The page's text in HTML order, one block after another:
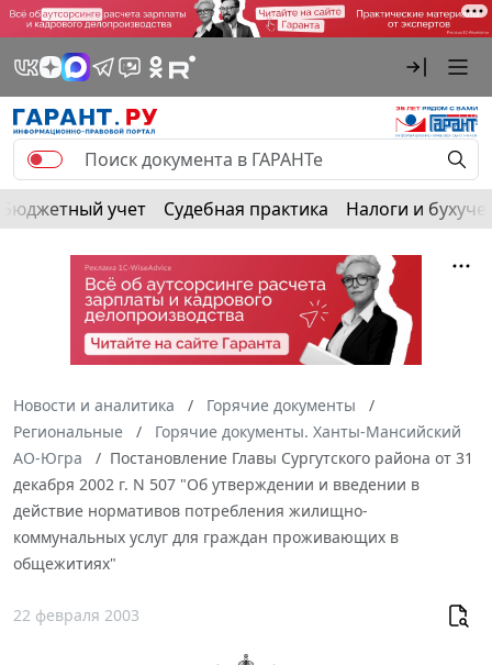
Бюджетный учет Судебная практика Налоги и
Новости и аналитика
Горячие документы
Региональные
Горячие документы. Ханты-Мансийский
АО-Югра
Постановление Главы Сургутского района от 31
декабря 2002 г. N 507 "Об утверждении и введении в
действие нормативов потребления жилищно-
коммунальных услуг для граждан проживающих в
общежитиях"
22 февраля 2003